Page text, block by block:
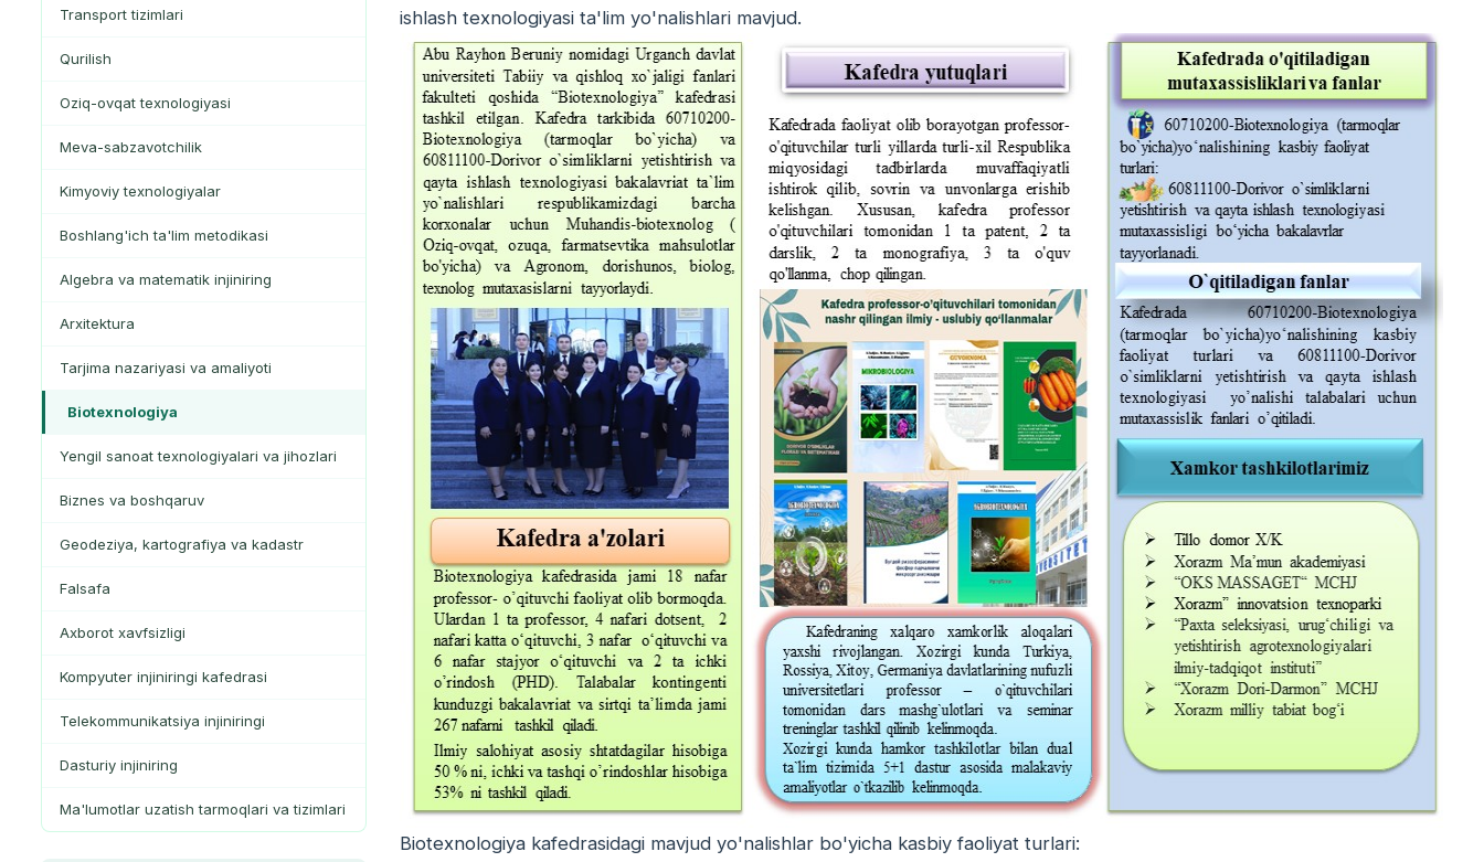
Transport tizimlari
Qurilish
Oziq-ovqat texnologiyasi
Meva-sabzavotchilik
Kimyoviy texnologiyalar
Boshlang'ich ta'lim metodikasi
Algebra va matematik injiniring
Arxitektura
Tarjima nazariyasi va amaliyoti
Biotexnologiya
Yengil sanoat texnologiyalari va jihozlari
Biznes va boshqaruv
Geodeziya, kartografiya va kadastr
Falsafa
Axborot xavfsizligi
Kompyuter injiniringi kafedrasi
Telekommunikatsiya injiniringi
Dasturiy injiniring
Ma'lumotlar uzatish tarmoqlari va tizimlari
ishlash texnologiyasi ta'lim yo'nalishlari mavjud.
Biotexnologiya kafedrasidagi mavjud yo'nalishlar bo'yicha kasbiy faoliyat turlari: